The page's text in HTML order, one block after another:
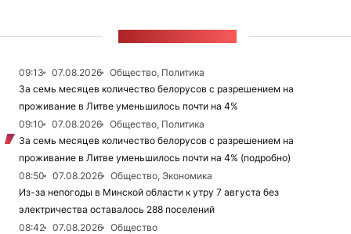
09:13 07.08.2026
Общество, Политика
За семь месяцев количество белорусов с разрешением на
проживание в Литве уменьшилось почти на 4%
09:10
07.08.2026
Общество, Политика
За семь месяцев количество белорусов с разрешением на
проживание в Литве уменьшилось почти на 4% (подробно)
08:50
07.08.2026
Общество, Экономика
Из-за непогоды в Минской области к утру 7 августа без
электричества оставалось 288 поселений
08:42
07.08.2026
Общество